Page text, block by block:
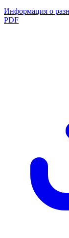
Информация о
PDF